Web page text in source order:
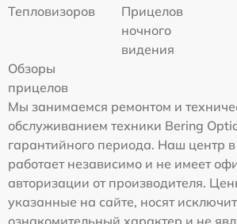
Тепловизоров
Прицелов
ночного
видения
Обзоры
прицелов
Мы занимаемся ремонтом и
обслуживанием техники Bering
гарантийного периода. Наш центр
работает независимо и не имеет
авторизации от производителя.
указанные на сайте, носят
ознакомительный характер и не